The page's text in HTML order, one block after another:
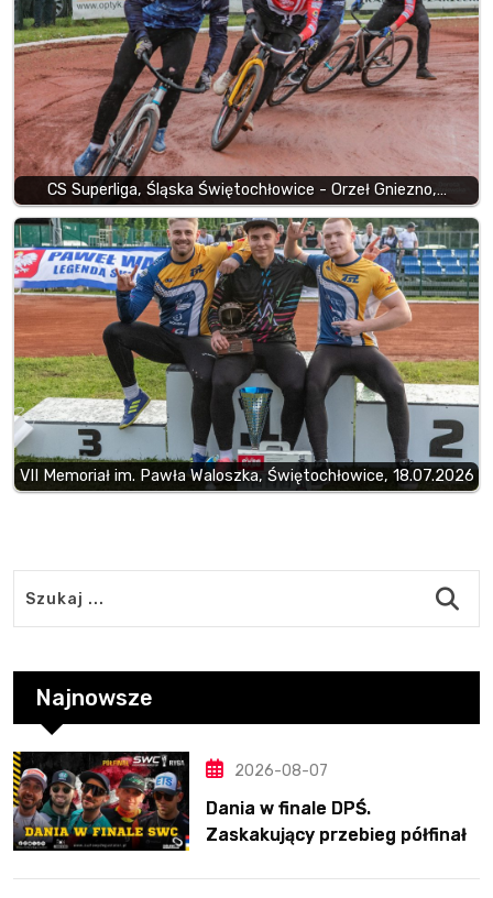
CS Superliga, Śląska Świętochłowice - Orzeł Gniezno,…
VII Memoriał im. Pawła Waloszka, Świętochłowice, 18.07.2026
Najnowsze
2026-08-07
Dania w finale DPŚ.
Zaskakujący przebieg półfinału